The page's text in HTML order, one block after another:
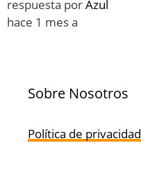
respuesta porAzul
hace 1 mes a
Sobre Nosotros
Política de privacidad